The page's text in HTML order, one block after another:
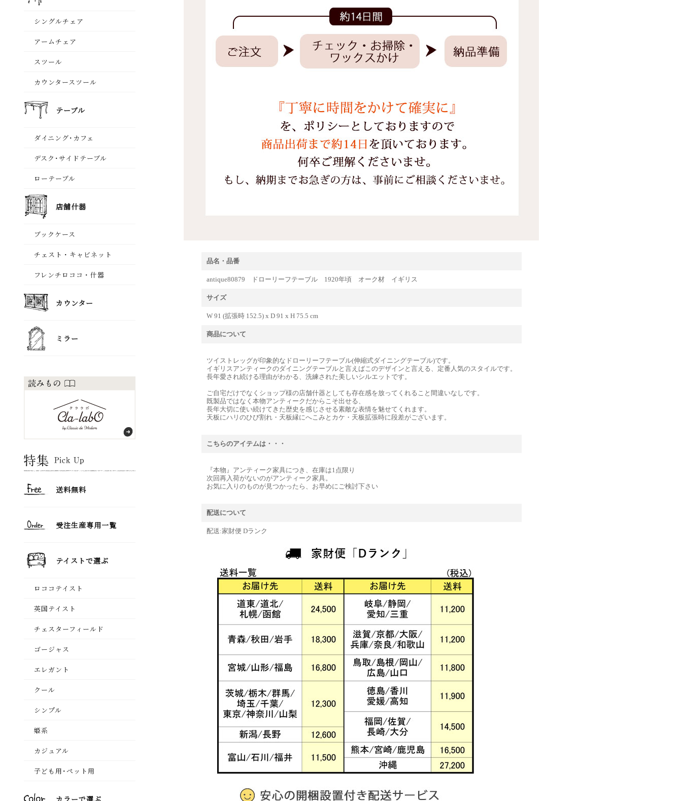
品名・品番
antique80879 ドローリーフテーブル 1920年頃 オーク材 イギリス
サイズ
W 91 (拡張時 152.5) x D 91 x H 75.5 cm
商品について
ツイストレッグが印象的なドローリーフテーブル(伸縮式ダイニングテーブル)です。
イギリスアンティークのダイニングテーブルと言えばこのデザインと言える、定番人気のスタイルです。
長年愛され続ける理由がわかる、洗練された美しいシルエットです。
ご自宅だけでなくショップ様の店舗什器としても存在感を放ってくれること間違いなしです。
既製品ではなく本物アンティークだからこそ出せる、
長年大切に使い続けてきた歴史を感じさせる素敵な表情を魅せてくれます。
天板にハリのひび割れ・天板縁にへこみとカケ・天板拡張時に段差がございます。
こちらのアイテムは・・・
『本物』アンティーク家具につき、在庫は1点限り
次回再入荷がないのがアンティーク家具。
お気に入りのものが見つかったら、お早めにご検討下さい
配送について
配送:家財便 Dランク